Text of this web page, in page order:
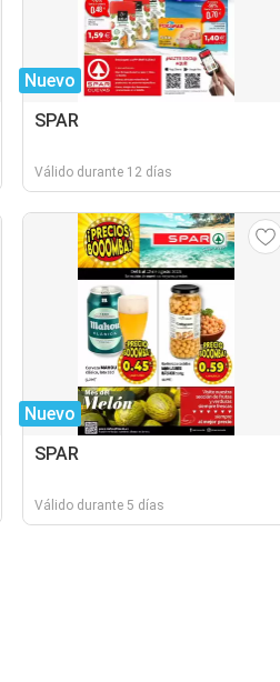
Nuevo
SPAR
Válido durante 12 días
Nuevo
SPAR
Válido durante 5 días